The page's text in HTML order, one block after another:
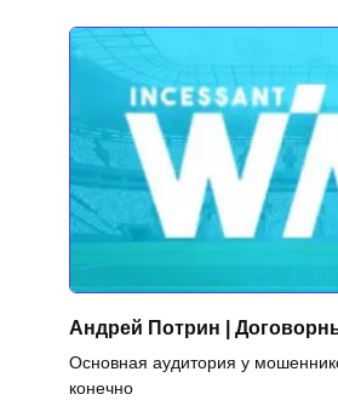
Андрей Потрин |
Основная аудитория у
конечно